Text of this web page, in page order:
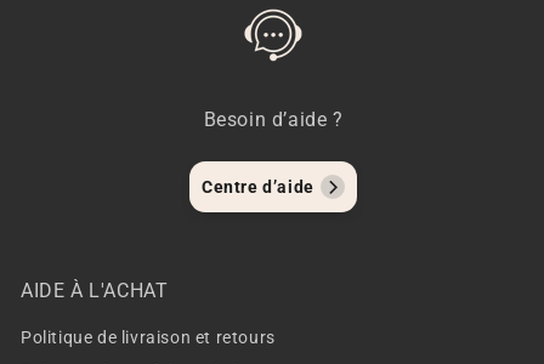
Besoin d’aide ?
Centre d’aide
AIDE À L'ACHAT
Politique de livraison et retours